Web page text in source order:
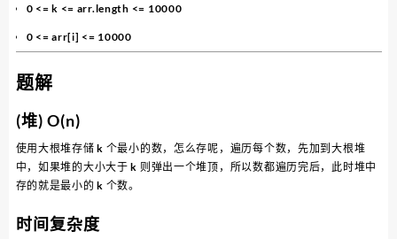
0 <= k <= arr.length <= 10000
0 <= arr[i] <= 10000
题解
(堆) O(n)
使用大根堆存储 k 个最小的数，怎么存呢，遍历每个数，先加到大根堆
中，如果堆的大小大于 k 则弹出一个堆顶，所以数都遍历完后，此时堆中
存的就是最小的 k 个数。
时间复杂度